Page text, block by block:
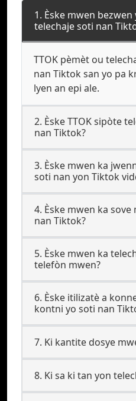
1. Èske mwen
telechaje soti nan
TTOK pèmèt ou
nan Tiktok san yo pa
lyen an epi ale.
2. Èske TTOK sipòte
nan Tiktok?
3. Èske mwen ka
soti nan yon Tiktok
4. Èske mwen ka
nan Tiktok?
5. Èske mwen ka
telefòn mwen?
6. Èske itilizatè a
kontni yo soti nan
7. Ki kantite dosye
8. Ki sa ki tan yon